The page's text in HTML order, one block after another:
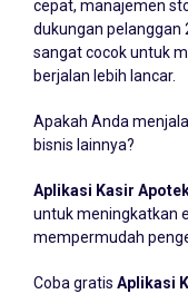
cepat, manajemen
dukungan pelanggan
sangat cocok untuk
berjalan lebih lancar.
Apakah Anda
bisnis lainnya?
Aplikasi Kasir Apotek
untuk meningkatkan
mempermudah
Coba gratis Aplikasi